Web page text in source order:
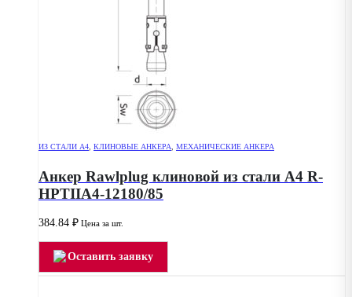
ИЗ СТАЛИ А4, КЛИНОВЫЕ АНКЕРА, МЕХАНИЧЕСКИЕ АНКЕРА
Анкер Rawlplug клиновой из стали А4 R-
HPTIIA4-12180/85
384.84 ₽ Цена за шт.
Оставить заявку